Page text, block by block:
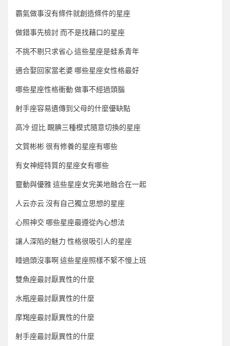
霸氣做事沒有條件就創造條件的星座
做錯事先檢討 而不是找藉口的星座
不挑不剔只求省心 這些星座是蛙系青年
適合娶回家當老婆 哪些星座女性格最好
哪些星座性格衝動 做事不經過頭腦
射手座容易遺傳到父母的什麼優缺點
高冷 逗比 靦腆三種模式隨意切換的星座
文質彬彬 很有修養的星座有哪些
有女神經特質的星座女有哪些
靈動與優雅 這些星座女完美地融合在一起
人云亦云 沒有自己獨立思想的星座
心照神交 哪些星座最遵從內心想法
讓人深陷的魅力 性格很吸引人的星座
睡過頭沒事啊 這些星座照樣不緊不慢上班
雙魚座最討厭異性的什麼
水瓶座最討厭異性的什麼
摩羯座最討厭異性的什麼
射手座最討厭異性的什麼